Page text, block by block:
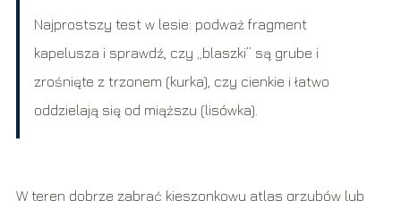
Najprostszy test w lesie: podważ fragment
kapelusza i sprawdź, czy „blaszki” są grube i
zrośnięte z trzonem (kurka), czy cienkie i łatwo
oddzielają się od miąższu (lisówka).
W teren dobrze zabrać kieszonkowy atlas grzybów lub